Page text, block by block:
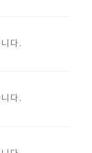
다.
다.